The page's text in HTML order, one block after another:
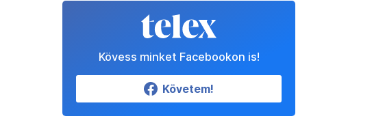
Kövess minket Facebookon is!
Követem!